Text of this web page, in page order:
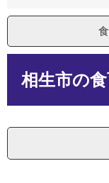
相生市の